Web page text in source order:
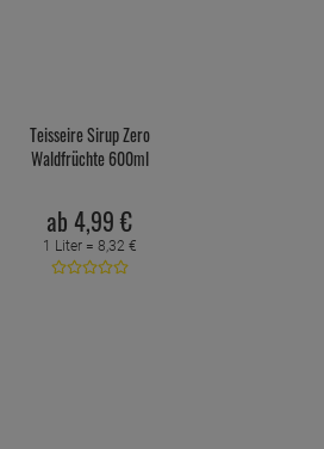
Teisseire Sirup Zero
Waldfrüchte 600ml
ab 4,99 €
1 Liter = 8,32 €